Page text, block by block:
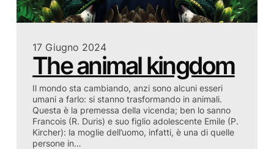
17 Giugno 2024
The animal kingdom
Il mondo sta cambiando, anzi sono alcuni esseri
umani a farlo: si stanno trasformando in animali.
Questa è la premessa della vicenda; ben lo sanno
Francois (R. Duris) e suo figlio adolescente Emile (P.
Kircher): la moglie dell’uomo, infatti, è una di quelle
persone in…